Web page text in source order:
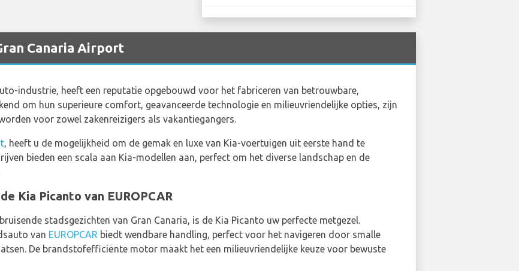
Canaria Airport
industrie, heeft een reputatie opgebouwd voor het fabriceren van betrouwbare,
om hun superieure comfort, geavanceerde technologie en milieuvriendelijke opties, zijn
voor zowel zakenreizigers als vakantiegangers.
, heeft u de mogelijkheid om de gemak en luxe van Kia-voertuigen uit eerste hand te
bieden een scala aan Kia-modellen aan, perfect om het diverse landschap en de
Kia Picanto van EUROPCAR
stadsgezichten van Gran Canaria, is de Kia Picanto uw perfecte metgezel.
van EUROPCAR biedt wendbare handling, perfect voor het navigeren door smalle
De brandstofefficiënte motor maakt het een milieuvriendelijke keuze voor bewuste